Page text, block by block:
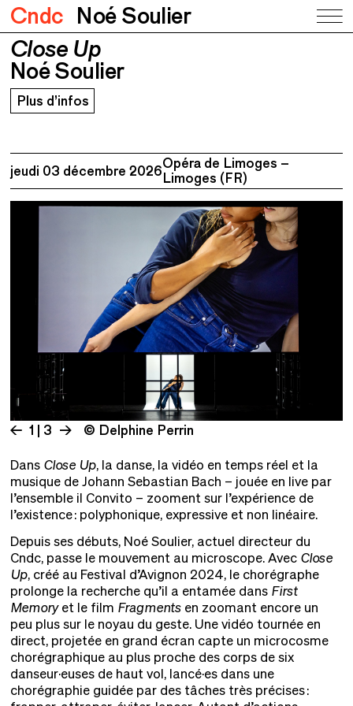
Cndc Noé Soulier
Close Up
Noé Soulier
Close Up
Noé Soulier
Plus d’infos
jeudi 03 décembre 2026Opéra de Limoges –
Limoges (FR)
1 | 3 © Delphine Perrin
Dans Close Up, la danse, la vidéo en temps réel et la
musique de Johann Sebastian Bach – jouée en live par
l’ensemble il Convito – zooment sur l’expérience de
l’existence : polyphonique, expressive et non linéaire.
Depuis ses débuts, Noé Soulier, actuel directeur du
Cndc, passe le mouvement au microscope. Avec Close
Up, créé au Festival d’Avignon 2024, le chorégraphe
prolonge la recherche qu’il a entamée dans First
Memoryet le film Fragmentsen zoomant encore un
peu plus sur le noyau du geste. Une vidéo tournée en
direct, projetée en grand écran capte un microcosme
chorégraphique au plus proche des corps de six
danseur·euses de haut vol, lancé·es dans une
chorégraphie guidée par des tâches très précises :